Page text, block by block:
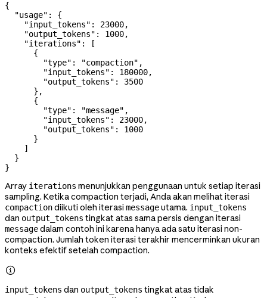
{
  "usage"
: {
    "input_tokens"
: 23000,
    "output_tokens"
: 1000,
    "iterations"
: [
      {
        "type"
: "compaction" ,
        "input_tokens"
: 180000,
        "output_tokens"
: 3500
      },
      {
        "type"
: "message" ,
        "input_tokens"
: 23000,
        "output_tokens"
: 1000
      }
    ]
  }
}
Array iterations menunjukkan penggunaan untuk setiap iterasi
sampling. Ketika compaction terjadi, Anda akan melihat iterasi
compactiondiikuti oleh iterasi messageutama. input_tokens
dan output_tokens tingkat atas sama persis dengan iterasi
messagedalam contoh ini karena hanya ada satu iterasi non-
compaction. Jumlah token iterasi terakhir mencerminkan ukuran
konteks efektif setelah compaction.

input_tokens dan output_tokens tingkat atas tidak